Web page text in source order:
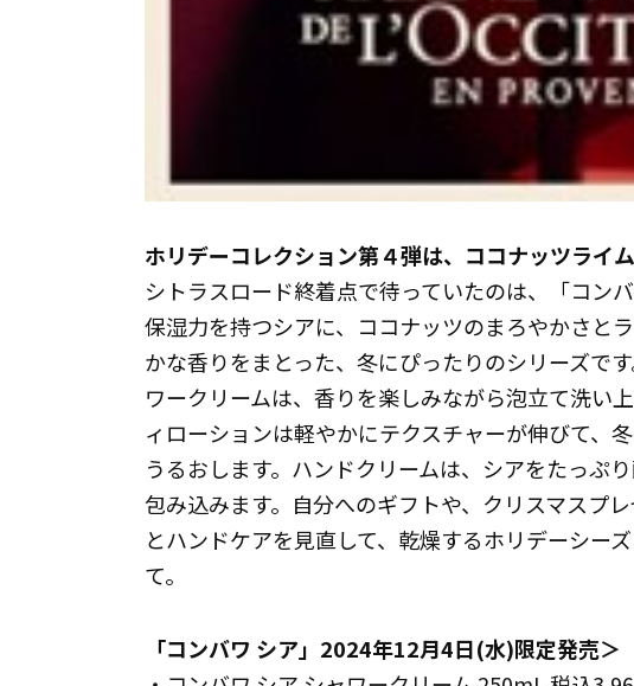
ホリデーコレクション第４弾は、ココナッツライ
シトラスロード終着点で待っていたのは、「コン
保湿力を持つシアに、ココナッツのまろやかさと
かな香りをまとった、冬にぴったりのシリーズで
ワークリームは、香りを楽しみながら泡立て洗い
ィローションは軽やかにテクスチャーが伸びて、
うるおします。ハンドクリームは、シアをたっぷ
包み込みます。自分へのギフトや、クリスマスプ
とハンドケアを見直して、乾燥するホリデーシー
て。
「コンバワ シア」2024年12月4日(水)限定発売＞